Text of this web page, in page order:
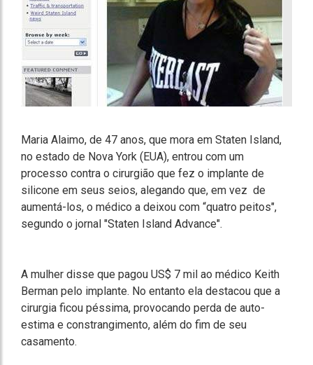
Maria Alaimo, de 47 anos, que mora em Staten Island,
no estado de Nova York (EUA), entrou com um
processo contra o cirurgião que fez o implante de
silicone em seus seios, alegando que, em vez de
aumentá-los, o médico a deixou com “quatro peitos",
segundo o jornal "Staten Island Advance".
A mulher disse que pagou US$ 7 mil ao médico Keith
Berman pelo implante. No entanto ela destacou que a
cirurgia ficou péssima, provocando perda de auto-
estima e constrangimento, além do fim de seu
casamento.